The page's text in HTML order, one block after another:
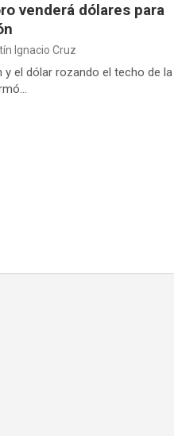
venderá dólares para
Ignacio Cruz
y el dólar rozando el techo de la